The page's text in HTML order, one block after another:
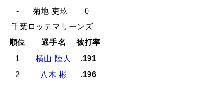
-
菊地 吏玖
0
千葉ロッテマリーンズ
順位
選手名
被打率
1
横山 陸人
.191
2
八木 彬
.196